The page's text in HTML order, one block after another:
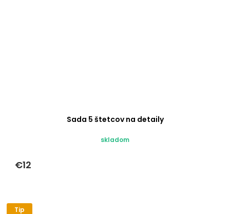
Sada 5 štetcov na detaily
skladom
€12
Tip